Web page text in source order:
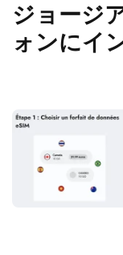
ジョージ
ォンにイ